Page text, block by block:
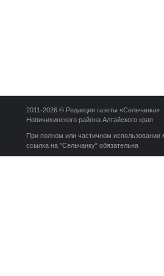
2011-2026 © Редакция газеты «Сельчанка»
Новичихинского района Алтайского края
При полном или частичном использовании
ссылка на "Сельчанку" обязательна